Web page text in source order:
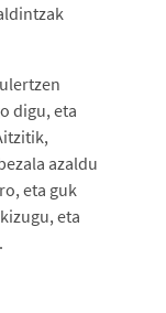
digu, eta
azaldu
eta guk
eta